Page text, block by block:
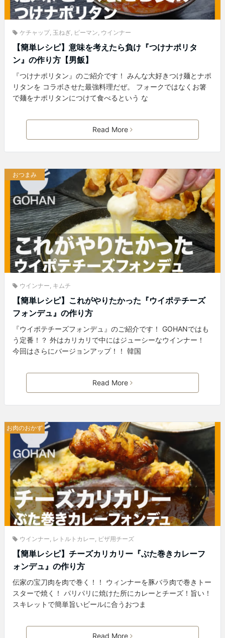
ケチャップ, 玉ねぎ, ピーマン, ウインナー
【簡単レシピ】意味を考えたら負け『つけナポリタ
ン』の作り方【男飯】
『つけナポリタン』のご紹介です！ みんな大好きつけ麺とナポ
リタンを コラボさせた最強料理だぜ。 フォークではなくお箸
で麺をナポリタンにつけて食べるという な
Read More
おつまみ
ウインナー, キムチ
【簡単レシピ】これがやりたかった『ウイポテチーズ
フォンデュ』の作り方
『ウイポテチーズフォンデュ』のご紹介です！ GOHANではも
う定番！？ 外はカリカリで中にはジューシーなウインナー！
今回はさらにバージョンアップ！！ 韓国
Read More
お肉のおかず
ウインナー, レトルトカレー, ピザ用チーズ
【簡単レシピ】チーズカリカリー『ぶた巻きカレーフ
ォンデュ』の作り方
伝家の宝刀肉を肉で巻く！！ ウィンナーを豚バラ肉で巻きトー
スターで焼く！ パリパリに焼けた所にカレーとチーズ！旨い！
スキレットで簡単旨いビールに合うおつま
Read More